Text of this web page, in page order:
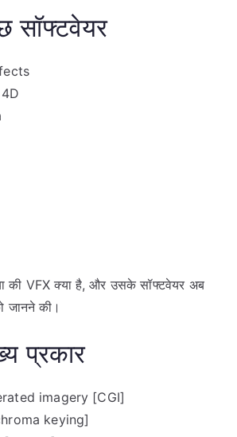
सॉफ्टवेयर
की VFX क्या है, और उसके सॉफ्टवेयर अब
जानने की।
प्रकार
imagery [CGI]
keying]